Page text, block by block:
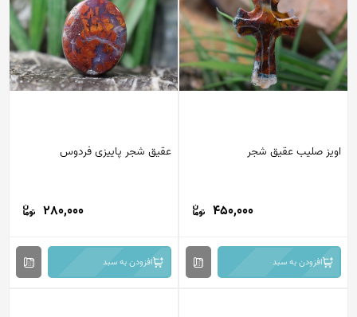
اویز صلیب عقیق شجر
450,000
افزودن به سبد
عقیق شجر پاییزی فردوس
280,000
افزودن به سبد